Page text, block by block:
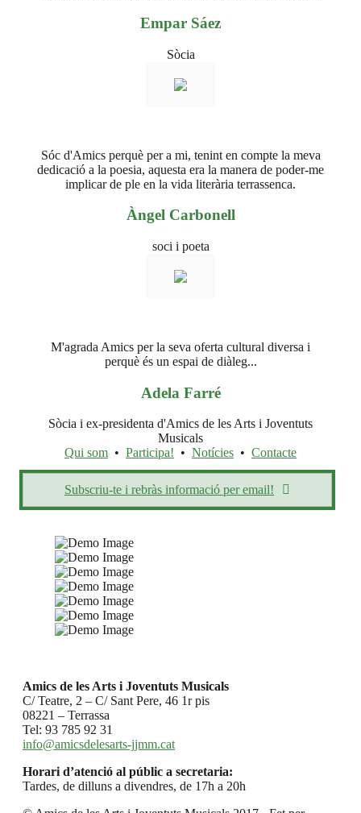
Empar Sáez
Sòcia
Sóc d'Amics perquè per a mi, tenint en compte la meva
dedicació a la poesia, aquesta era la manera de poder-me
implicar de ple en la vida literària terrassenca.
Àngel Carbonell
soci i poeta
M'agrada Amics per la seva oferta cultural diversa i
perquè és un espai de diàleg...
Adela Farré
Sòcia i ex-presidenta d'Amics de les Arts i Joventuts
Musicals
Qui som • Participa! • Notícies • Contacte
Subscriu-te i rebràs informació per email!
Amics de les Arts i Joventuts Musicals
C/ Teatre, 2 – C/ Sant Pere, 46 1r pis
08221 – Terrassa
Tel: 93 785 92 31
info@amicsdelesarts-jjmm.cat
Horari d’atenció al públic a secretaria:
Tardes, de dilluns a divendres, de 17h a 20h